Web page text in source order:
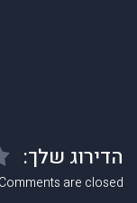
Comments are closed.